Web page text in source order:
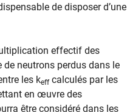
de disposer d’une
effectif des
de neutrons perdus dans le
les keffcalculés par les
en œuvre des
être considéré dans les